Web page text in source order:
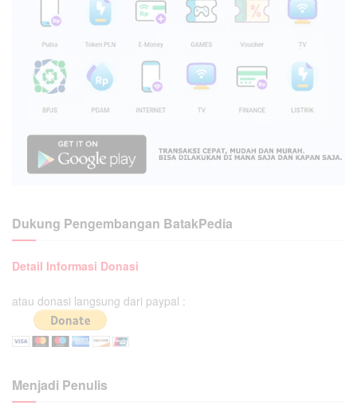
Dukung Pengembangan BatakPedia
Detail Informasi Donasi
atau donasi langsung dari paypal :
Menjadi Penulis